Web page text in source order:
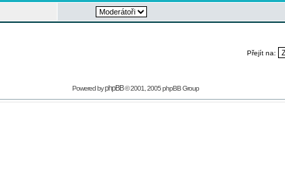
Přejít na:
Powered byphpBB© 2001, 2005 phpBB Group